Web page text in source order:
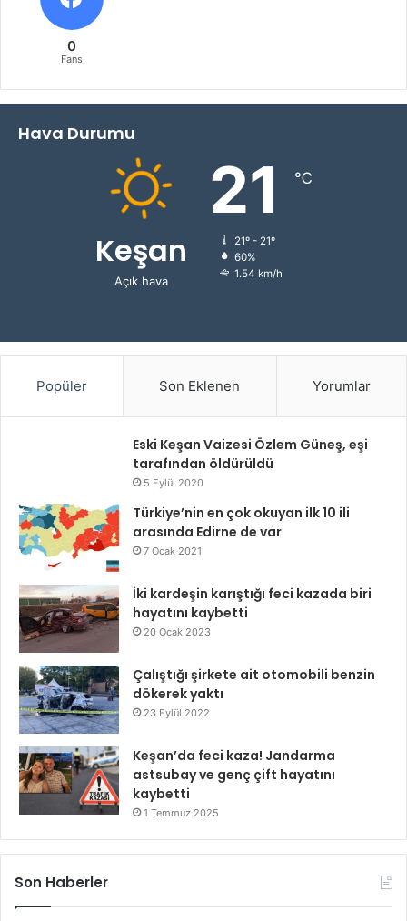
0
Fans
Hava Durumu
Keşan
Açık hava
21 ℃
21º - 21º
60%
1.54 km/h
Popüler Son Eklenen Yorumlar
Eski Keşan Vaizesi Özlem Güneş, eşi
tarafından öldürüldü
5 Eylül 2020
Türkiye’nin en çok okuyan ilk 10 ili
arasında Edirne de var
7 Ocak 2021
İki kardeşin karıştığı feci kazada biri
hayatını kaybetti
20 Ocak 2023
Çalıştığı şirkete ait otomobili benzin
dökerek yaktı
23 Eylül 2022
Keşan’da feci kaza! Jandarma
astsubay ve genç çift hayatını
kaybetti
1 Temmuz 2025
Son Haberler